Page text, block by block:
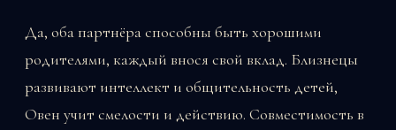
Да, оба партнёра способны быть хорошими
родителями, каждый внося свой вклад. Близнецы
развивают интеллект и общительность детей,
Овен учит смелости и действию. Совместимость в